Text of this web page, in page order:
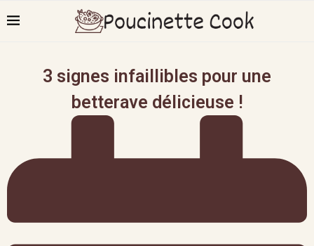
3 signes infaillibles pour une
betterave délicieuse !